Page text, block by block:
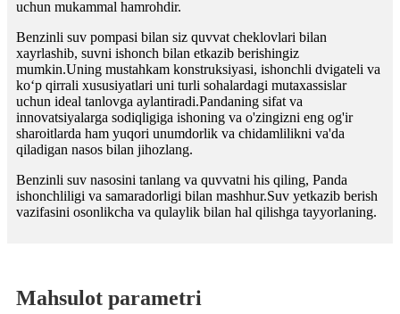
uchun mukammal hamrohdir.
Benzinli suv pompasi bilan siz quvvat cheklovlari bilan
xayrlashib, suvni ishonch bilan etkazib berishingiz
mumkin.Uning mustahkam konstruksiyasi, ishonchli dvigateli va
ko‘p qirrali xususiyatlari uni turli sohalardagi mutaxassislar
uchun ideal tanlovga aylantiradi.Pandaning sifat va
innovatsiyalarga sodiqligiga ishoning va o'zingizni eng og'ir
sharoitlarda ham yuqori unumdorlik va chidamlilikni va'da
qiladigan nasos bilan jihozlang.
Benzinli suv nasosini tanlang va quvvatni his qiling, Panda
ishonchliligi va samaradorligi bilan mashhur.Suv yetkazib berish
vazifasini osonlikcha va qulaylik bilan hal qilishga tayyorlaning.
Mahsulot parametri